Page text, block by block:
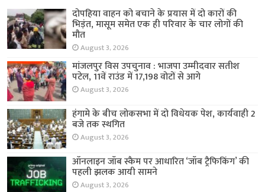
दोपहिया वाहन को बचाने के प्रयास में दो कारों की
भिड़ंत, मासूम समेत एक ही परिवार के चार लोगों की
मौत
August 3, 2026
मांजलपुर विस उपचुनाव : भाजपा उम्मीदवार सतीश
पटेल, 11वें राउंड में 17,198 वोटों से आगे
August 3, 2026
हंगामे के बीच लोकसभा में दो विधेयक पेश, कार्यवाही 2
बजे तक स्थगित
August 3, 2026
ऑनलाइन जॉब स्कैम पर आधारित ‘जॉब ट्रैफिकिंग’ की
पहली झलक आयी सामने
August 3, 2026